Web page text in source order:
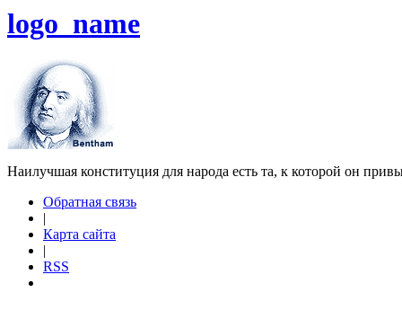
logo_name
Наилучшая конституция для народа есть та, к которой он
Обратная связь
|
Карта сайта
|
RSS